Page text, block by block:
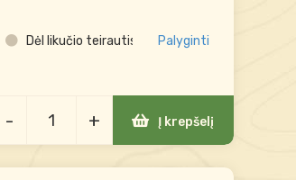
Dėl likučio teirautis Palyginti
- + Į krepšelį